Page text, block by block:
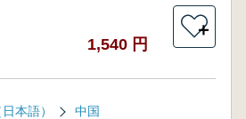
1,540 円
＋
本語） 中国